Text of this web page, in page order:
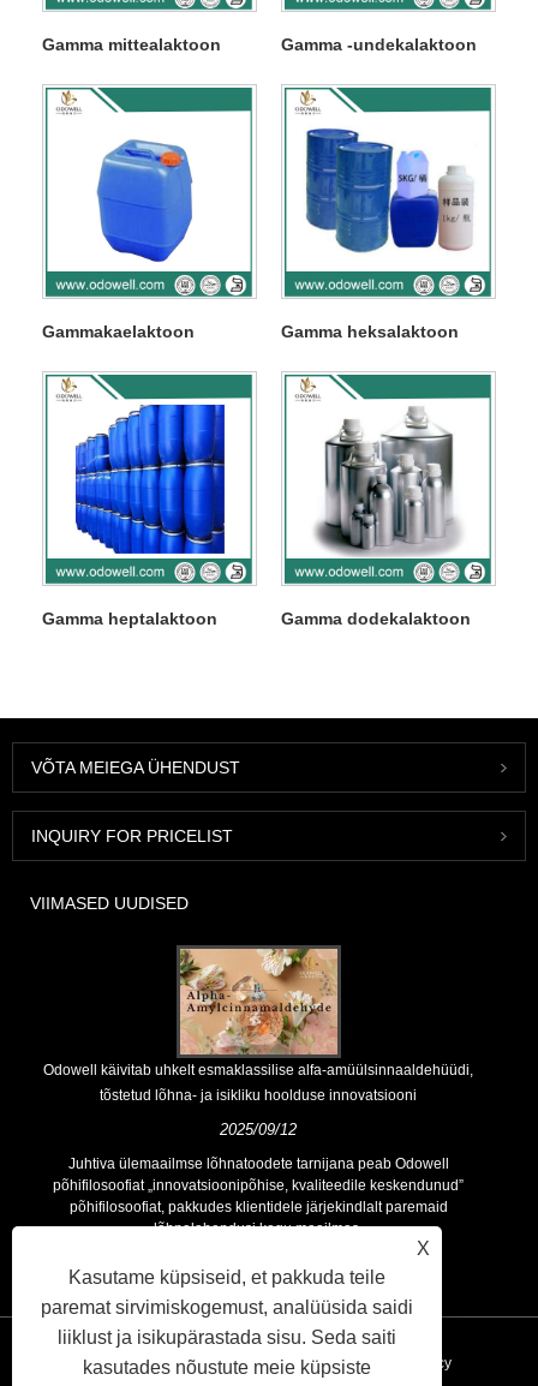
Gamma mittealaktoon Gamma -undekalaktoon
Gammakaelaktoon Gamma heksalaktoon
Gamma heptalaktoon Gamma dodekalaktoon
VÕTA MEIEGA ÜHENDUST
INQUIRY FOR PRICELIST
VIIMASED UUDISED
Odowell käivitab uhkelt esmaklassilise alfa-amüülsinnaaldehüüdi,
tõstetud lõhna- ja isikliku hoolduse innovatsiooni
2025/09/12
Juhtiva ülemaailmse lõhnatoodete tarnijana peab Odowell
põhifilosoofiat „innovatsioonipõhise, kvaliteedile keskendunud”
põhifilosoofiat, pakkudes klientidele järjekindlalt paremaid
lõhnalahendusi kogu maailmas.
Lingid Sitemap RSS XML Privacy Policy
X
Kasutame küpsiseid, et pakkuda teile
paremat sirvimiskogemust, analüüsida saidi
liiklust ja isikupärastada sisu. Seda saiti
kasutades nõustute meie küpsiste